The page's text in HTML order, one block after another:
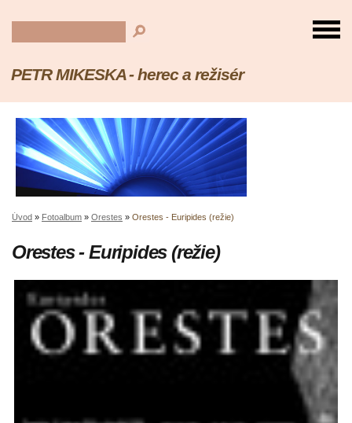
PETR MIKESKA - herec a režisér
Úvod » Fotoalbum » Orestes » Orestes - Euripides (režie)
Orestes - Euripides (režie)